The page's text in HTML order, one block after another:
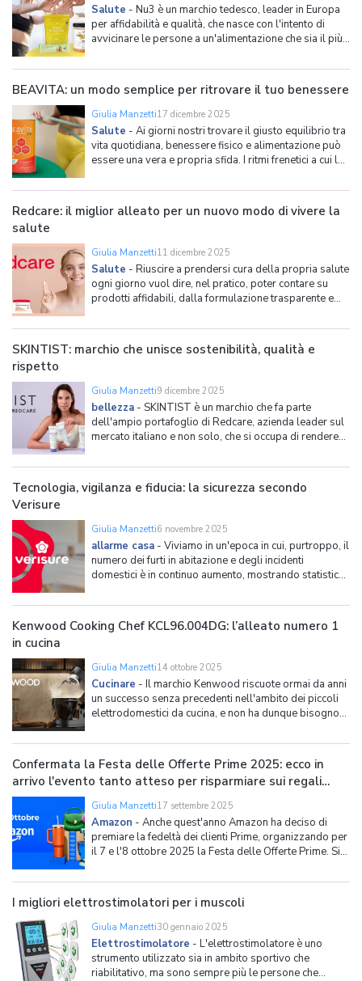
Salute - Nu3 è un marchio tedesco, leader in Europa
per affidabilità e qualità, che nasce con l'intento di
avvicinare le persone a un'alimentazione che sia il più
approccio scientifico e totalmente volto alla
trasparenza si basa sull'utilizzo di ingr
BEAVITA: un modo semplice per ritrovare il tuo benessere
Giulia Manzetti17 dicembre 2025
Salute - Ai giorni nostri trovare il giusto equilibrio tra
vita quotidiana, benessere fisico e alimentazione può
essere una vera e propria sfida. I ritmi frenetici a cui la
troppo spesso di prenderci cura di noi stessi come
vorremmo e soprattutto come
Redcare: il miglior alleato per un nuovo modo di vivere la
salute
Giulia Manzetti11 dicembre 2025
Salute - Riuscire a prendersi cura della propria salute
ogni giorno vuol dire, nel pratico, poter contare su
prodotti affidabili, dalla formulazione trasparente e
senso, integratori e soluzioni per il benessere
quotidiano costituiscono un supporto essenzial
SKINTIST: marchio che unisce sostenibilità, qualità e
rispetto
Giulia Manzetti9 dicembre 2025
bellezza - SKINTIST è un marchio che fa parte
dell'ampio portafoglio di Redcare, azienda leader sul
mercato italiano e non solo, che si occupa di rendere
bellezza, integratori vitaminici etc) a tutti i membri
della famiglia – nessuno escluso, nemmeno
Tecnologia, vigilanza e fiducia: la sicurezza secondo
Verisure
Giulia Manzetti6 novembre 2025
allarme casa - Viviamo in un'epoca in cui, purtroppo, il
numero dei furti in abitazione e degli incidenti
domestici è in continuo aumento, mostrando statistiche
dopo anno: per dare un dato indicativo, basta pensare
che solo nel 2024 sono stati 155.590 gli epis
Kenwood Cooking Chef KCL96.004DG: l’alleato numero 1
in cucina
Giulia Manzetti14 ottobre 2025
Cucinare - Il marchio Kenwood riscuote ormai da anni
un successo senza precedenti nell'ambito dei piccoli
elettrodomestici da cucina, e non ha dunque bisogno
entrare nel merito di quella che non è esagerato
definire una delle planetarie più avanzate disp
Confermata la Festa delle Offerte Prime 2025: ecco in
arrivo l'evento tanto atteso per risparmiare sui regali
natalizi
Giulia Manzetti17 settembre 2025
Amazon - Anche quest'anno Amazon ha deciso di
premiare la fedeltà dei clienti Prime, organizzando per
il 7 e l'8 ottobre 2025 la Festa delle Offerte Prime. Si
Responsabile del Programma Offerte e Direttore della
categoria Arredamento di Amazon EU, ha "l'
I migliori elettrostimolatori per i muscoli
Giulia Manzetti30 gennaio 2025
Elettrostimolatore - L'elettrostimolatore è uno
strumento utilizzato sia in ambito sportivo che
riabilitativo, ma sono sempre più le persone che